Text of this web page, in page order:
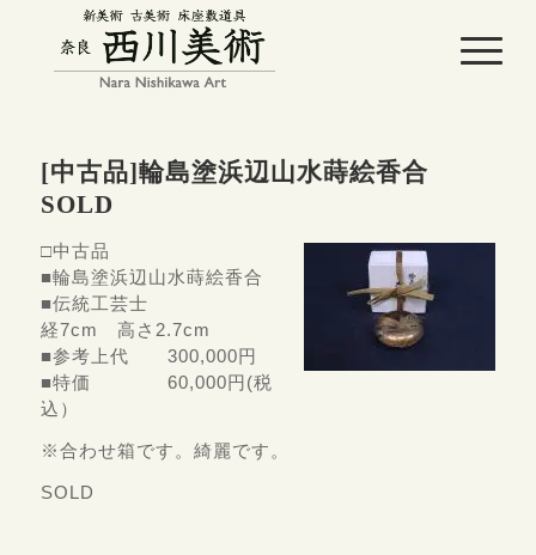
[中古品]輪島塗浜辺山水蒔絵香合
SOLD
□中古品
■輪島塗浜辺山水蒔絵香合
■伝統工芸士
経7cm 高さ2.7cm
■参考上代 300,000円
■特価 60,000円(税
込）
※合わせ箱です。綺麗です。
SOLD